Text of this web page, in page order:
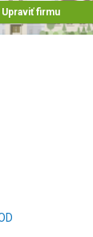
Upraviť firmu